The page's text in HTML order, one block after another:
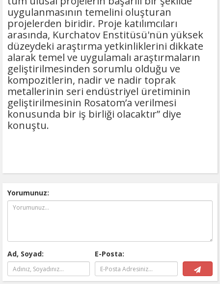
uygulanmasının temelini oluşturan
projelerden biridir. Proje katılımcıları
arasında, Kurchatov Enstitüsü'nün yüksek
düzeydeki araştırma yetkinliklerini dikkate
alarak temel ve uygulamalı araştırmaların
geliştirilmesinden sorumlu olduğu ve
kompozitlerin, nadir ve nadir toprak
metallerinin seri endüstriyel üretiminin
geliştirilmesinin Rosatom’a verilmesi
konusunda bir iş birliği olacaktır” diye
konuştu.
Yorumunuz:
Ad, Soyad: E-Posta: